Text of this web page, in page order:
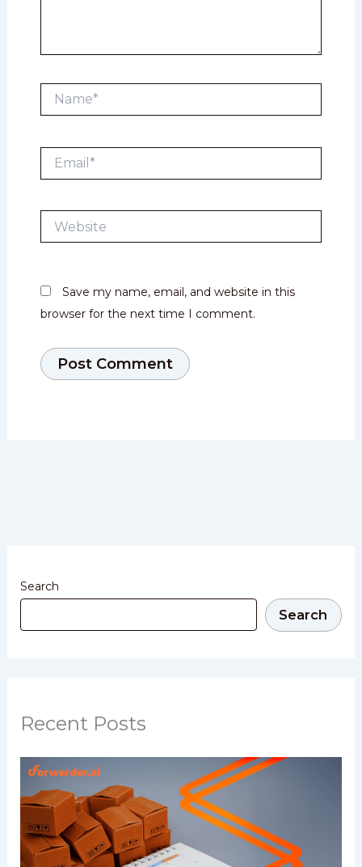
Name*
Email*
Website
Save my name, email, and website in this
browser for the next time I comment.
Search
Search
Recent Posts